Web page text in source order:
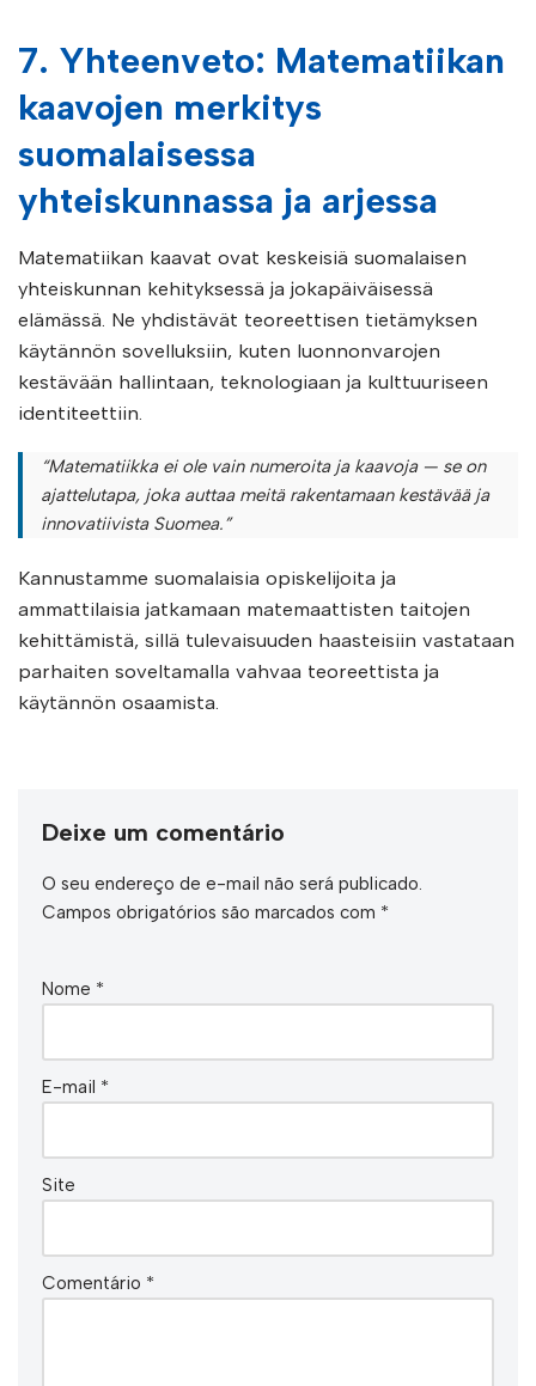
7. Yhteenveto: Matematiikan
kaavojen merkitys
suomalaisessa
yhteiskunnassa ja arjessa
Matematiikan kaavat ovat keskeisiä suomalaisen
yhteiskunnan kehityksessä ja jokapäiväisessä
elämässä. Ne yhdistävät teoreettisen tietämyksen
käytännön sovelluksiin, kuten luonnonvarojen
kestävään hallintaan, teknologiaan ja kulttuuriseen
identiteettiin.
“Matematiikka ei ole vain numeroita ja kaavoja — se on
ajattelutapa, joka auttaa meitä rakentamaan kestävää ja
innovatiivista Suomea.”
Kannustamme suomalaisia opiskelijoita ja
ammattilaisia jatkamaan matemaattisten taitojen
kehittämistä, sillä tulevaisuuden haasteisiin vastataan
parhaiten soveltamalla vahvaa teoreettista ja
käytännön osaamista.
Deixe um comentário
O seu endereço de e-mail não será publicado.
Campos obrigatórios são marcados com *
Nome *
E-mail *
Site
Comentário *